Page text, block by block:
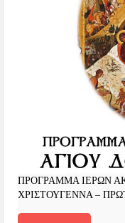
ΠΡΟΓΡΑΜΜΑ ΙΕΡΩΝ
ΧΡΙΣΤΟΥΓΕΝΝΑ –